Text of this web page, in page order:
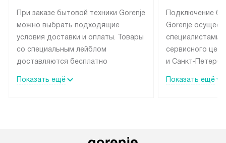
При заказе бытовой техники Gorenje
можно выбрать подходящие
условия доставки и оплаты. Товары
со специальным лейблом
доставляются бесплатно
до подъезда, выезд за МКАД
Показать ещё
Подключение
Gorenje
специалистами
сервисного
и Санкт-
подключается
Показать ещё